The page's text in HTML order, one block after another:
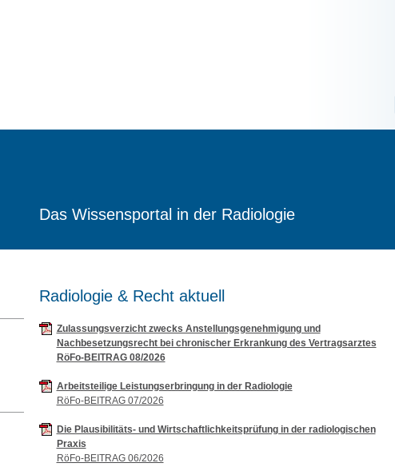
Das Wissensportal in der Radiologie
Radiologie & Recht aktuell
Zulassungsverzicht zwecks Anstellungsgenehmigung und
Nachbesetzungsrecht bei chronischer Erkrankung des Vertragsarztes
RöFo-BEITRAG 08/2026
Arbeitsteilige Leistungserbringung in der Radiologie
RöFo-BEITRAG 07/2026
Die Plausibilitäts- und Wirtschaftlichkeitsprüfung in der radiologischen
Praxis
RöFo-BEITRAG 06/2026